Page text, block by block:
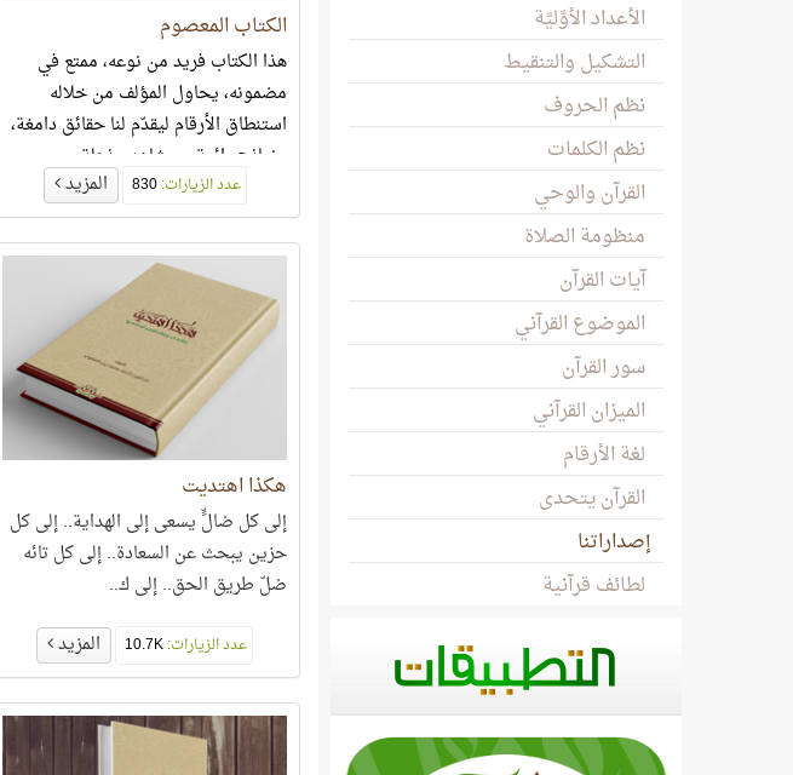
الأعداد الأوَّليَّة
التشكيل والتنقيط
نظم الحروف
نظم الكلمات
القرآن والوحي
منظومة الصلاة
آيات القرآن
الموضوع القرآني
سور القرآن
الميزان القرآني
لغة الأرقام
القرآن يتحدى
إصداراتنا
لطائف قرآنية
الكتاب المعصوم
هذا الكتاب فريد من نوعه، ممتع في
مضمونه، يحاول المؤلف من خلاله
استنطاق الأرقام ليقدّم لنا حقائق دامغة،
ونماذج رائعة، ومشاهد مذهلة من
عجائب ذِكْر اسم القرآن وصفاته في
القرآن..
عدد الزيارات:830 المزيد
هكذا اهتديت
إلى كل ضالٍّ يسعى إلى الهداية.. إلى كل
حزين يبحث عن السعادة.. إلى كل تائه
ضلّ طريق الحق.. إلى ك..
عدد الزيارات: المزيد